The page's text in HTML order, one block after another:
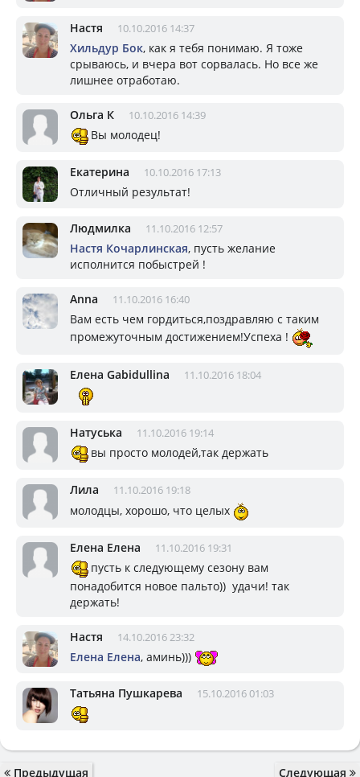
Настя 10.10.2016 14:37
Хильдур Бок, как я тебя понимаю. Я тоже
срываюсь, и вчера вот сорвалась. Но все же
лишнее отработаю.
Ольга К 10.10.2016 14:39
Вы молодец!
Екатерина 10.10.2016 17:13
Отличный результат!
Людмилка 11.10.2016 12:57
Настя Кочарлинская, пусть желание
исполнится побыстрей !
Anna 11.10.2016 16:40
Вам есть чем гордиться,поздравляю с таким
промежуточным достижением!Успеха !
Елена Gabidullina 11.10.2016 18:04
Натуська 11.10.2016 19:14
вы просто молодей,так держать
Лила 11.10.2016 19:18
молодцы, хорошо, что целых
Елена Елена 11.10.2016 19:31
пусть к следующему сезону вам
понадобится новое пальто)) удачи! так
держать!
Настя 14.10.2016 23:32
Елена Елена, аминь)))
Татьяна Пушкарева 15.10.2016 01:03
Предыдущая Следующая